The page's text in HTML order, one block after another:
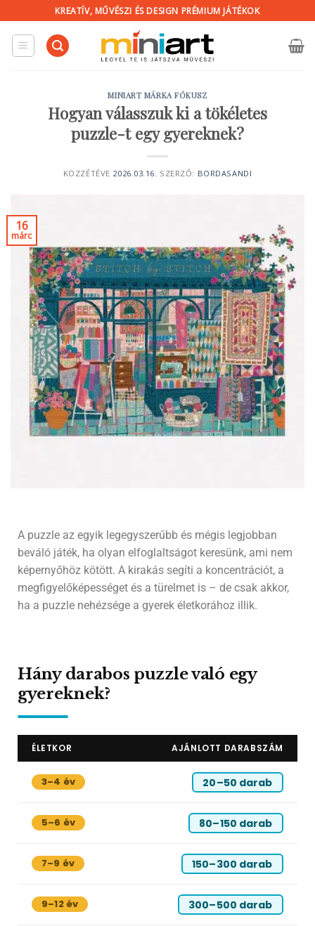
KREATÍV, MŰVÉSZI ÉS DESIGN PRÉMIUM JÁTÉKOK
MINIART MÁRKA FÓKUSZ
Hogyan válasszuk ki a tökéletes
puzzle-t egy gyereknek?
KÖZZÉTÉVE 2026.03.16. SZERZŐ: BORDASANDI
16
márc
A puzzle az egyik legegyszerűbb és mégis legjobban
beváló játék, ha olyan elfoglaltságot keresünk, ami nem
képernyőhöz kötött. A kirakás segíti a koncentrációt, a
megfigyelőképességet és a türelmet is – de csak akkor,
ha a puzzle nehézsége a gyerek életkorához illik.
Hány darabos puzzle való egy
gyereknek?
ÉLETKOR AJÁNLOTT DARABSZÁM
3–4 év 20–50 darab
5–6 év 80–150 darab
7–9 év 150–300 darab
9–12 év 300–500 darab